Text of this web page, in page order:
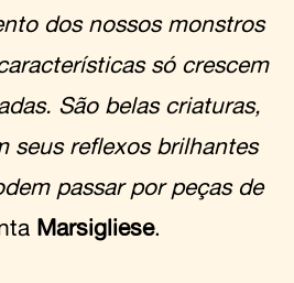
dos nossos monstros
só crescem
São belas criaturas,
seus reflexos brilhantes
passar por peças de
Marsigliese.